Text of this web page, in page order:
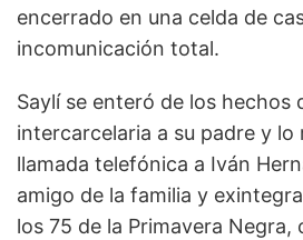
encerrado en una celda de
incomunicación total.
Saylí se enteró de los hechos
intercarcelaria a su padre y lo
llamada telefónica a Iván
amigo de la familia y
los 75 de la Primavera Negra,